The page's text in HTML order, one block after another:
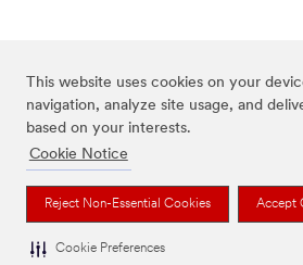
This website uses cookies on your
navigation, analyze site usage, and
based on your interests.
Cookie Notice
Reject Non-Essential Cookies Accept
Cookie Preferences
FUTURO est une marque